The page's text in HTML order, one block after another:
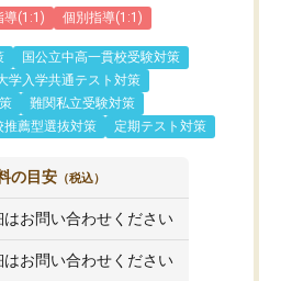
導(1:1) 個別指導(1:1)
国公立中高一貫校受験対策
学入学共通テスト対策
難関私立受験対策
推薦型選抜対策
定期テスト対策
の目安 （税込）
はお問い合わせください
はお問い合わせください